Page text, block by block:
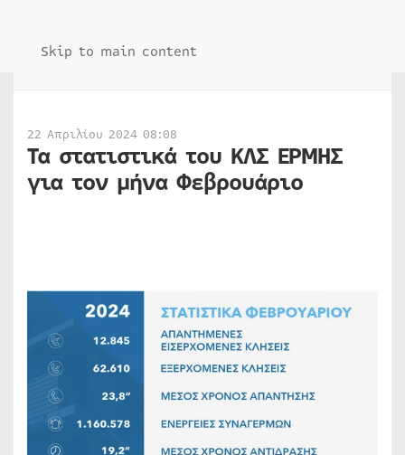
Skip to main content
22 Απριλίου 2024 08:08
Τα στατιστικά του ΚΛΣ ΕΡΜΗΣ
για τον μήνα Φεβρουάριο